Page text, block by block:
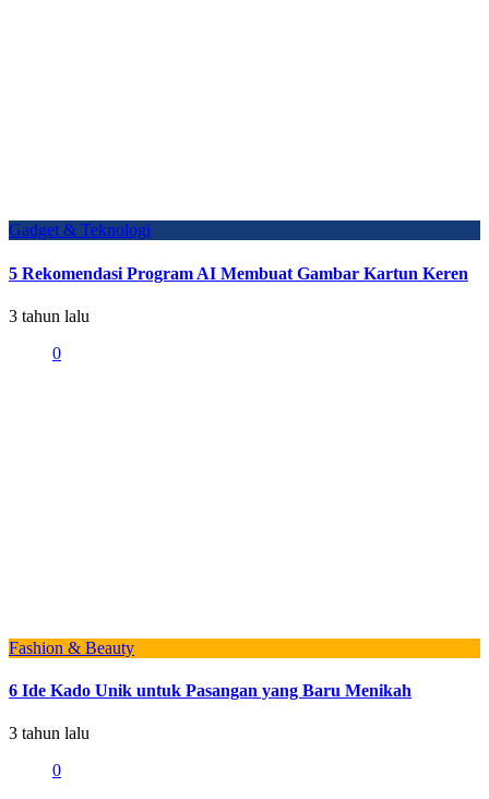
Gadget & Teknologi
5 Rekomendasi Program AI Membuat Gambar Kartun Keren
3 tahun lalu
0
Fashion & Beauty
6 Ide Kado Unik untuk Pasangan yang Baru Menikah
3 tahun lalu
0